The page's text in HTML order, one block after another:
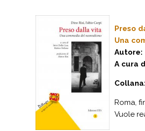
Preso
Una
Autore:
A cura
Collana:
Roma,
Vuole